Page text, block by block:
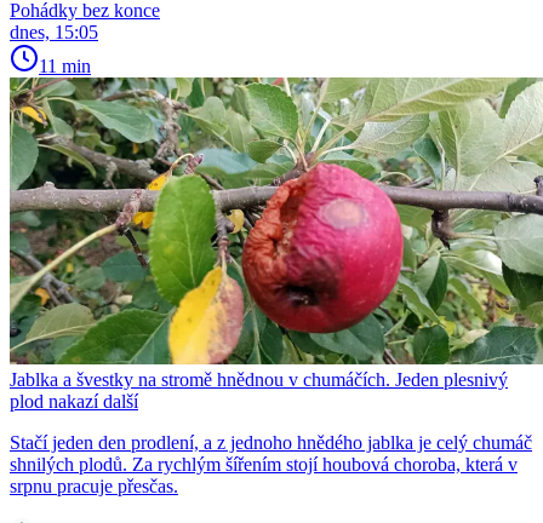
Pohádky bez konce
dnes, 15:05
11 min
Jablka a švestky na stromě hnědnou v chumáčích. Jeden plesnivý
plod nakazí další
Stačí jeden den prodlení, a z jednoho hnědého jablka je celý chumáč
shnilých plodů. Za rychlým šířením stojí houbová choroba, která v
srpnu pracuje přesčas.